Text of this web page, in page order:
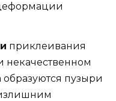
приклеивания
некачественном
пузыри